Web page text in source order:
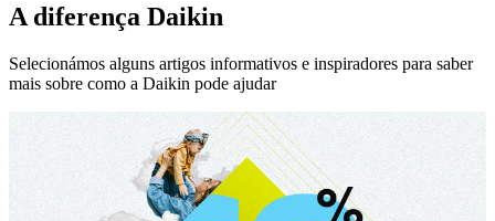
A diferença Daikin
Selecionámos alguns artigos informativos e inspiradores para saber
mais sobre como a Daikin pode ajudar